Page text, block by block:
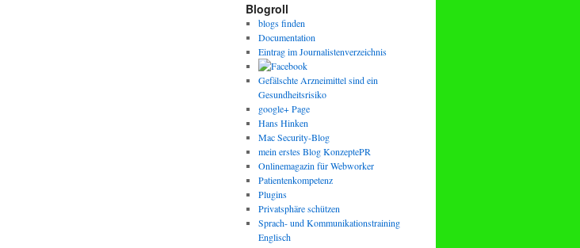
Blogroll
blogs finden
Documentation
Eintrag im Journalistenverzeichnis
Gefälschte Arzneimittel sind ein
Gesundheitsrisiko
google+ Page
Hans Hinken
Mac Security-Blog
mein erstes Blog KonzeptePR
Onlinemagazin für Webworker
Patientenkompetenz
Plugins
Privatsphäre schützen
Sprach- und Kommunikationstraining
Englisch